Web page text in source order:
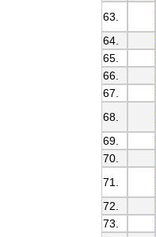
63.
64.
65.
66.
67.
68.
69.
70.
71.
72.
73.